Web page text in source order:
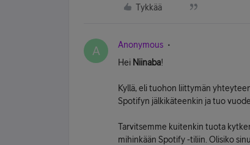
Tykkää
A Anonymous
Hei Niinaba!
Kyllä, eli tuohon liittymän
Spotifyn jälkikäteenkin ja tuo
Tarvitsemme kuitenkin tuota
mihinkään Spotify -tiliin. Olisiko